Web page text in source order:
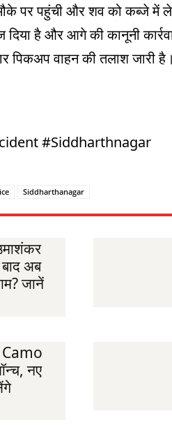
पर पहुंची और शव को कब्जे में
दिया है और आगे की कानूनी
पिकअप वाहन की तलाश जारी है।
#Siddharthnagar
Siddharthanagar
अब
जानें
नए